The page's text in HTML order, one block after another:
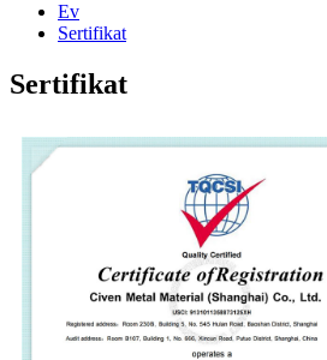
Ev
Sertifikat
Sertifikat